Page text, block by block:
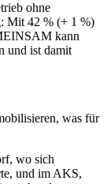
ohne
Mit 42 % (+ 1 %)
kann
und ist damit
was für
wo sich
und im AKS,